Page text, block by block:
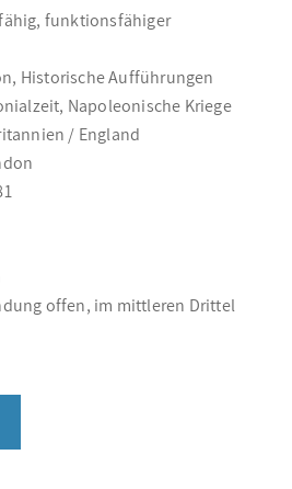
funktionsfähiger
Historische Aufführungen
Napoleonische Kriege
/ England
offen, im mittleren Drittel